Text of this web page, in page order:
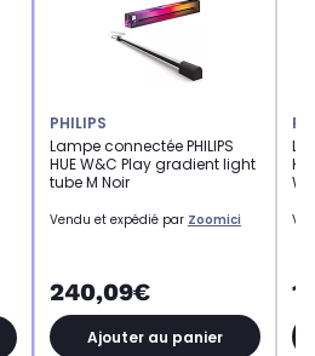
PHILIPS
Lampe connectée PHILIPS
HUE W&C Play gradient light
tube M Noir
Vendu et expédié par Zoomici
240,09€
Ajouter au panier